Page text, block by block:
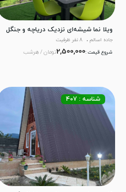
ویلا نما شیشه‌ای نزدیک دریاچه و جنگل
جاده اسالم
8 نفر ظرفیت
شروع قیمت :2,500,000تومان / هرشب
شناسه : 407